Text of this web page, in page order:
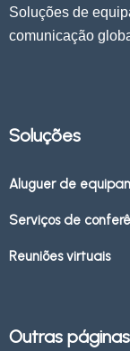
Soluções de
comunicação
Soluções
Aluguer de
Serviços de
Reuniões virtuais
Outras páginas